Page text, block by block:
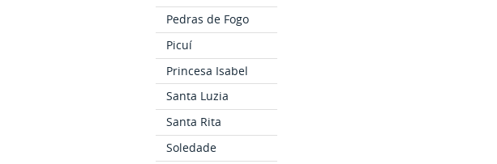
Pedras de Fogo
Picuí
Princesa Isabel
Santa Luzia
Santa Rita
Soledade